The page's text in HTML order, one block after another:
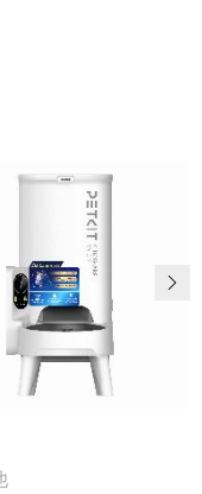
次